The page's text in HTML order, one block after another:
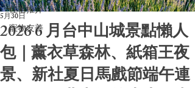
住宿推介
寵物友善
2026 6 月台中山城景點懶人
包｜薰衣草森林、紙箱王夜
景、新社夏日馬戲節端午連
5月30日